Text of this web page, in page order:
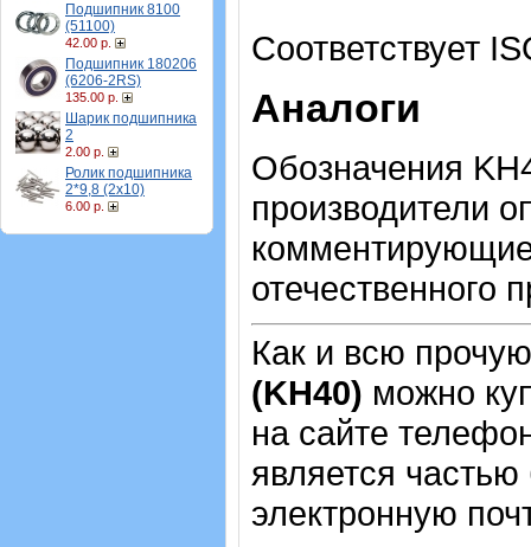
Подшипник 8100
(51100)
42.00 р.
Подшипник 180206
(6206-2RS)
135.00 р.
Шарик подшипника
2
2.00 р.
Ролик подшипника
2*9,8 (2х10)
6.00 р.
Соответствует
Аналоги
Обозначения
производители
отечественного
Как и всю
(KH40) можно
на сайте
является
электронную